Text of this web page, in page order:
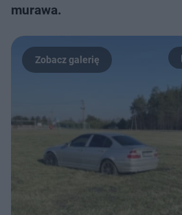
murawa.